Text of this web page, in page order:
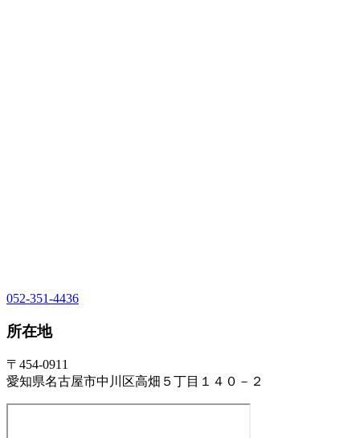
052-351-4436
所在地
〒454-0911
愛知県名古屋市中川区高畑５丁目１４０－２